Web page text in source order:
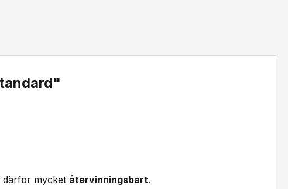
därför mycket återvinningsbart.